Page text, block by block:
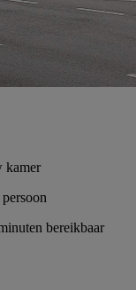
kamer
bereikbaar